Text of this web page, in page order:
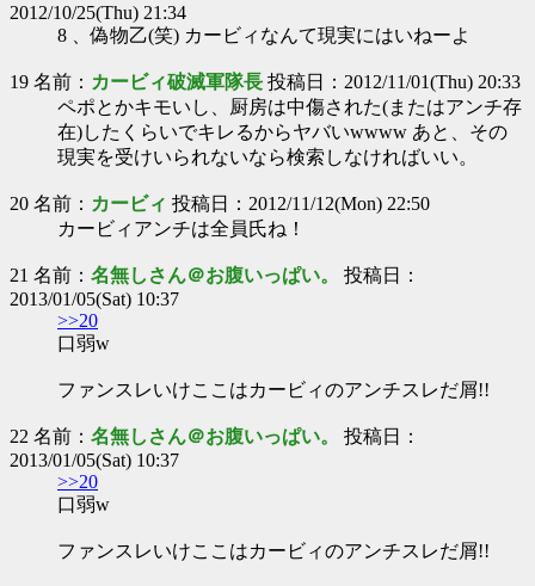
2012/10/25(Thu) 21:34
8 、偽物乙(笑) カービィなんて現実にはいねーよ
19 名前： カービィ破滅軍隊長 投稿日：2012/11/01(Thu) 20:33
ペポとかキモいし、厨房は中傷された(またはアンチ存
在)したくらいでキレるからヤバいwwww あと、その
現実を受けいられないなら検索しなければいい。
20 名前： カービィ 投稿日：2012/11/12(Mon) 22:50
カービィアンチは全員氏ね！
21 名前： 名無しさん＠お腹いっぱい。 投稿日：
2013/01/05(Sat) 10:37
>>20
口弱w
ファンスレいけここはカービィのアンチスレだ屑!!
22 名前： 名無しさん＠お腹いっぱい。 投稿日：
2013/01/05(Sat) 10:37
>>20
口弱w
ファンスレいけここはカービィのアンチスレだ屑!!